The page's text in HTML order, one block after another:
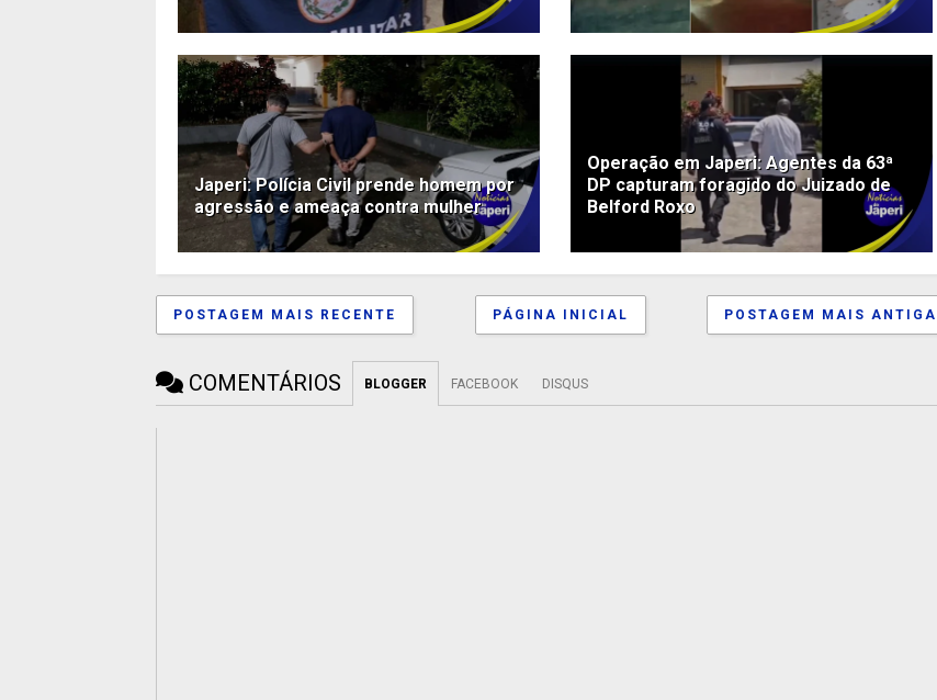
Japeri: Polícia Civil prende homem por
agressão e ameaça contra mulher
Operação em Japeri: Agentes da 63ª
DP capturam foragido do Juizado de
Belford Roxo
POSTAGEM MAIS RECENTE POSTAGEM MAIS ANTIGA
PÁGINA INICIAL
COMENTÁRIOS BLOGGER FACEBOOK DISQUS